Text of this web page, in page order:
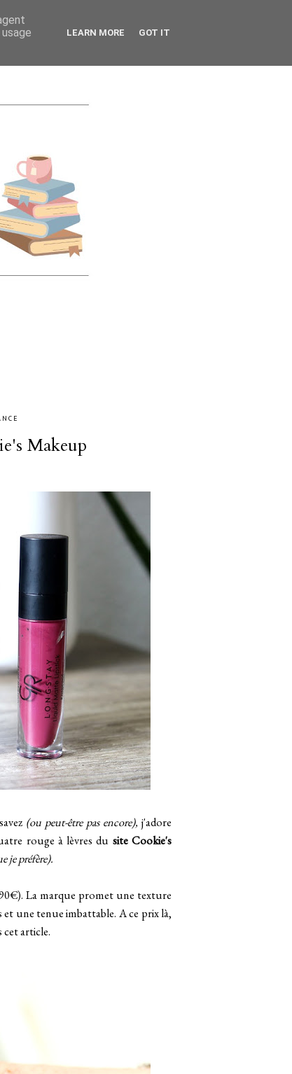
Makeup
(ou peut-être pas encore), j'adore
rouge à lèvres du site Cookie's
je préfère).
La marque promet une texture
et une tenue imbattable. A ce prix là,
cet article.
LEARN MORE GOT IT